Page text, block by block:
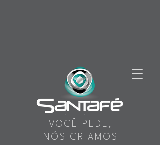
VOCÊ PEDE,
NÓS CRIAMOS